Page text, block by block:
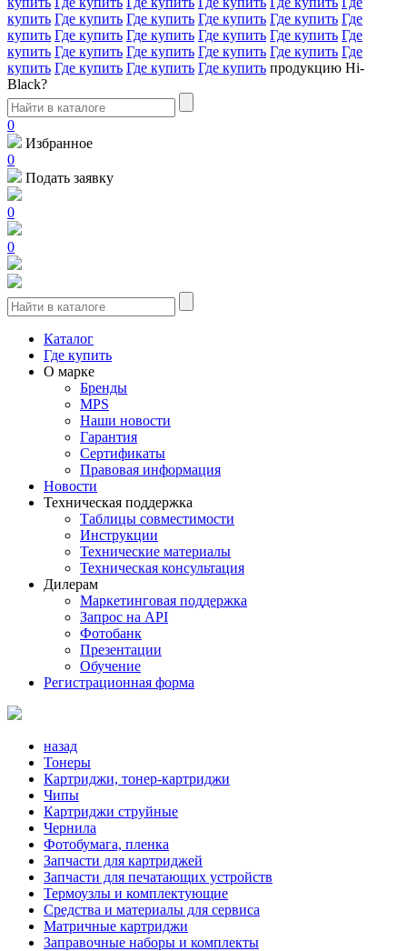
купить Где купить Где купить Где купить Где купить Где
купить Где купить Где купить Где купить Где купить Где
купить Где купить Где купить Где купить Где купить Где
купить Где купить Где купить Где купить продукцию Hi-
Black?
0
Избранное
0
Подать заявку
0
0
Каталог
Где купить
О марке
Бренды
MPS
Наши новости
Гарантия
Сертификаты
Правовая информация
Новости
Техническая поддержка
Таблицы совместимости
Инструкции
Технические материалы
Техническая консультация
Дилерам
Маркетинговая поддержка
Запрос на API
Фотобанк
Презентации
Обучение
Регистрационная форма
назад
Тонеры
Картриджи, тонер-картриджи
Чипы
Картриджи струйные
Чернила
Фотобумага, пленка
Запчасти для картриджей
Запчасти для печатающих устройств
Термоузлы и комплектующие
Средства и материалы для сервиса
Матричные картриджи
Заправочные наборы и комплекты